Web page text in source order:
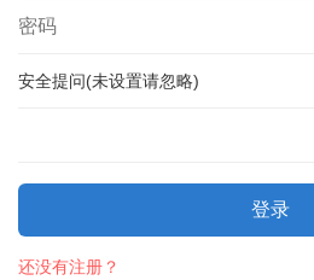
安全提问(未设置请忽略)
登录
还没有注册？